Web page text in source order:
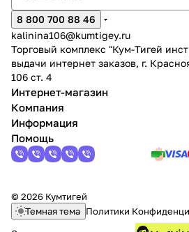
8 800 700 88 46
kalinina106@kumtigey.ru
Торговый комплекс "Кум-Тигей
выдачи интернет заказов, г.
106 ст. 4
Интернет-магазин
Компания
Информация
Помощь
© 2026 Кумтигей
Темная тема Политики